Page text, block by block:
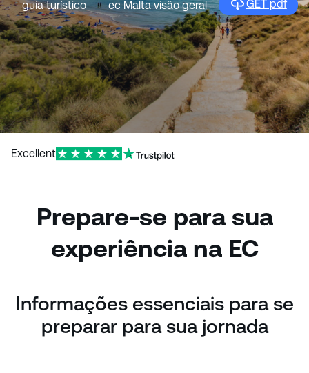
guia turístico ec Malta visão geral GET pdf
Excellent
Prepare-se para sua
experiência na EC
Informações essenciais para se
preparar para sua jornada